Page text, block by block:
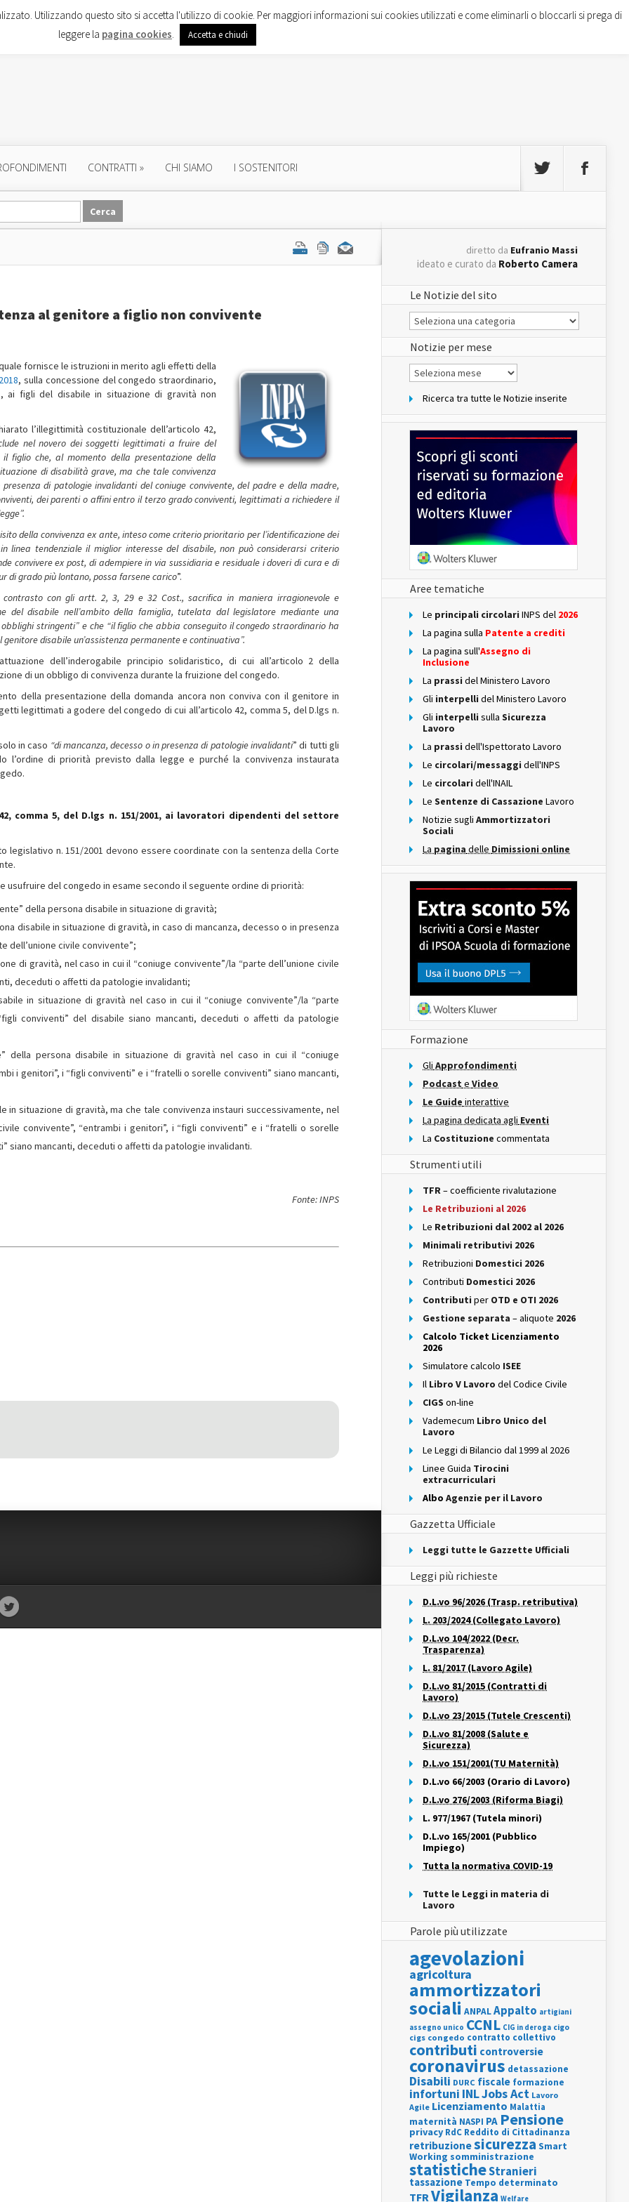
CONTRATTI » CHI SIAMO I SOSTENITORI
al genitore a figlio non convivente
fornisce le istruzioni in merito agli effetti della
, sulla concessione del congedo straordinario,
, ai figli del disabile in situazione di gravità non
l’illegittimità costituzionale dell’articolo 42,
nel novero dei soggetti legittimati a fruire del
figlio che, al momento della presentazione della
di disabilità grave, ma che tale convivenza
di patologie invalidanti del coniuge convivente, del padre e della madre,
dei parenti o affini entro il terzo grado conviventi, legittimati a richiedere il
della convivenza ex ante, inteso come criterio prioritario per l’identificazione dei
linea tendenziale il miglior interesse del disabile, non può considerarsi criterio
convivere ex post, di adempiere in via sussidiaria e residuale i doveri di cura e di
di grado più lontano, possa farsene carico”.
contrasto con gli artt. 2, 3, 29 e 32 Cost., sacrifica in maniera irragionevole e
del disabile nell’ambito della famiglia, tutelata dal legislatore mediante una
stringenti” e che “il figlio che abbia conseguito il congedo straordinario ha
disabile un’assistenza permanente e continuativa”.
dell’inderogabile principio solidaristico, di cui all’articolo 2 della
di un obbligo di convivenza durante la fruizione del congedo.
della presentazione della domanda ancora non conviva con il genitore in
legittimati a godere del congedo di cui all’articolo 42, comma 5, del D.lgs n.
in caso “di mancanza, decesso o in presenza di patologie invalidanti” di tutti gli
di priorità previsto dalla legge e purché la convivenza instaurata
comma 5, del D.lgs n. 151/2001, ai lavoratori dipendenti del settore
legislativo n. 151/2001 devono essere coordinate con la sentenza della Corte
del congedo in esame secondo il seguente ordine di priorità:
della persona disabile in situazione di gravità;
disabile in situazione di gravità, in caso di mancanza, decesso o in presenza
dell’unione civile convivente”;
di gravità, nel caso in cui il “coniuge convivente”/la “parte dell’unione civile
deceduti o affetti da patologie invalidanti;
in situazione di gravità nel caso in cui il “coniuge convivente”/la “parte
conviventi” del disabile siano mancanti, deceduti o affetti da patologie
della persona disabile in situazione di gravità nel caso in cui il “coniuge
i genitori”, i “figli conviventi” e i “fratelli o sorelle conviventi” siano mancanti,
in situazione di gravità, ma che tale convivenza instauri successivamente, nel
convivente”, “entrambi i genitori”, i “figli conviventi” e i “fratelli o sorelle
siano mancanti, deceduti o affetti da patologie invalidanti.
Fonte: INPS
diretto da Eufranio Massi
ideato e curato da Roberto Camera
Le Notizie del sito
Le
Notizie
del
sito
Notizie per mese
Notizie
per
Ricerca tra tutte le Notizie inserite
Aree tematiche
Le principali circolari INPS del 2026
La pagina sulla Patente a crediti
La pagina sull'Assegno di
Inclusione
La prassi del Ministero Lavoro
Gli interpelli del Ministero Lavoro
Gli interpelli sulla Sicurezza
Lavoro
La prassi dell'Ispettorato Lavoro
Le circolari/messaggi dell'INPS
Le circolari dell'INAIL
Le Sentenze di Cassazione Lavoro
Notizie sugli Ammortizzatori
Sociali
La pagina delle Dimissioni online
Formazione
Gli Approfondimenti
Podcast e Video
Le Guide interattive
La pagina dedicata agli Eventi
La Costituzione commentata
Strumenti utili
TFR– coefficiente rivalutazione
Le Retribuzioni al 2026
Le Retribuzioni dal 2002 al 2026
Minimali retributivi 2026
Retribuzioni Domestici 2026
Contributi Domestici 2026
Contributi per OTD e OTI 2026
Gestione separata – aliquote 2026
Calcolo Ticket Licenziamento
2026
Simulatore calcolo ISEE
Il Libro V Lavoro del Codice Civile
CIGS on-line
Vademecum Libro Unico del
Lavoro
Le Leggi di Bilancio dal 1999 al 2026
Linee Guida Tirocini
extracurriculari
Albo Agenzie per il Lavoro
Gazzetta Ufficiale
Leggi tutte le Gazzette Ufficiali
Leggi più richieste
D.L.vo 96/2026 (Trasp. retributiva)
L. 203/2024 (Collegato Lavoro)
D.L.vo 104/2022 (Decr.
Trasparenza)
L. 81/2017 (Lavoro Agile)
D.L.vo 81/2015 (Contratti di
Lavoro)
D.L.vo 23/2015 (Tutele Crescenti)
D.L.vo 81/2008 (Salute e
Sicurezza)
D.L.vo 151/2001(TU Maternità)
D.L.vo 66/2003 (Orario di Lavoro)
D.L.vo 276/2003 (Riforma Biagi)
L. 977/1967 (Tutela minori)
D.L.vo 165/2001 (Pubblico
Impiego)
Tutta la normativa COVID-19
Tutte le Leggi in materia di
Lavoro
Parole più utilizzate
agevolazioni
agricoltura
ammortizzatori
sociali ANPALAppalto artigiani
assegno unico CCNL CIG in deroga cigo
cigs congedo contratto collettivo
contributi controversie
coronavirus detassazione
Disabili DURC fiscale formazione
infortuni INLJobs Act Lavoro
Agile Licenziamento Malattia
maternità NASPI PA Pensione
privacy RdC Reddito di Cittadinanza
retribuzionesicurezza Smart
Working somministrazione
statisticheStranieri
tassazione Tempo determinato
TFRVigilanza Welfare
Utilizzando questo sito si accetta l'utilizzo di cookie. Per maggiori informazioni sui cookies utilizzati e come eliminarli o bloccarli si prega di
leggere la pagina cookies. Accetta e chiudi